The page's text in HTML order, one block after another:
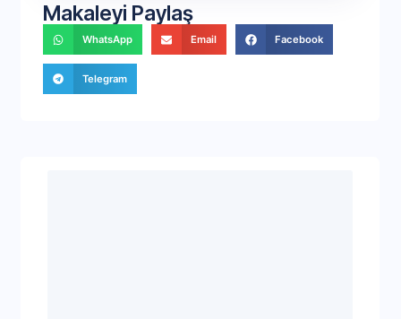
Makaleyi Paylaş
WhatsApp Email Facebook
Telegram